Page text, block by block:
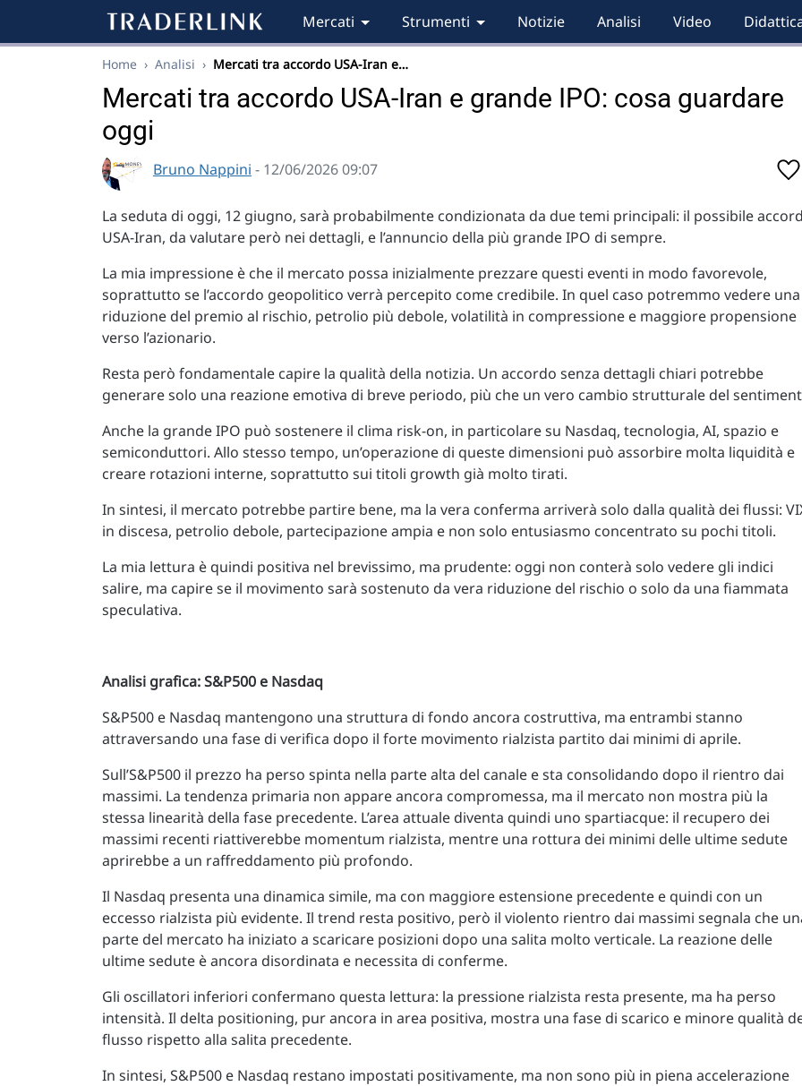
Mercati Strumenti Notizie Analisi Video
Home › Analisi › Mercati tra accordo USA-Iran e…
Mercati tra accordo USA-Iran e grande IPO: cosa guardare
oggi
Bruno Nappini - 12/06/2026 09:07
La seduta di oggi, 12 giugno, sarà probabilmente condizionata da due temi principali: il possibile
USA-Iran, da valutare però nei dettagli, e l’annuncio della più grande IPO di sempre.
La mia impressione è che il mercato possa inizialmente prezzare questi eventi in modo favorevole,
soprattutto se l’accordo geopolitico verrà percepito come credibile. In quel caso potremmo vedere una
riduzione del premio al rischio, petrolio più debole, volatilità in compressione e maggiore propensione
verso l’azionario.
Resta però fondamentale capire la qualità della notizia. Un accordo senza dettagli chiari potrebbe
generare solo una reazione emotiva di breve periodo, più che un vero cambio strutturale del
Anche la grande IPO può sostenere il clima risk-on, in particolare su Nasdaq, tecnologia, AI, spazio e
semiconduttori. Allo stesso tempo, un’operazione di queste dimensioni può assorbire molta liquidità e
creare rotazioni interne, soprattutto sui titoli growth già molto tirati.
In sintesi, il mercato potrebbe partire bene, ma la vera conferma arriverà solo dalla qualità dei flussi:
in discesa, petrolio debole, partecipazione ampia e non solo entusiasmo concentrato su pochi titoli.
La mia lettura è quindi positiva nel brevissimo, ma prudente: oggi non conterà solo vedere gli indici
salire, ma capire se il movimento sarà sostenuto da vera riduzione del rischio o solo da una fiammata
speculativa.
Analisi grafica: S&P500 e Nasdaq
S&P500 e Nasdaq mantengono una struttura di fondo ancora costruttiva, ma entrambi stanno
attraversando una fase di verifica dopo il forte movimento rialzista partito dai minimi di aprile.
Sull’S&P500 il prezzo ha perso spinta nella parte alta del canale e sta consolidando dopo il rientro dai
massimi. La tendenza primaria non appare ancora compromessa, ma il mercato non mostra più la
stessa linearità della fase precedente. L’area attuale diventa quindi uno spartiacque: il recupero dei
massimi recenti riattiverebbe momentum rialzista, mentre una rottura dei minimi delle ultime sedute
aprirebbe a un raffreddamento più profondo.
Il Nasdaq presenta una dinamica simile, ma con maggiore estensione precedente e quindi con un
eccesso rialzista più evidente. Il trend resta positivo, però il violento rientro dai massimi segnala che
parte del mercato ha iniziato a scaricare posizioni dopo una salita molto verticale. La reazione delle
ultime sedute è ancora disordinata e necessita di conferme.
Gli oscillatori inferiori confermano questa lettura: la pressione rialzista resta presente, ma ha perso
intensità. Il delta positioning, pur ancora in area positiva, mostra una fase di scarico e minore qualità
flusso rispetto alla salita precedente.
In sintesi, S&P500 e Nasdaq restano impostati positivamente, ma non sono più in piena accelerazione